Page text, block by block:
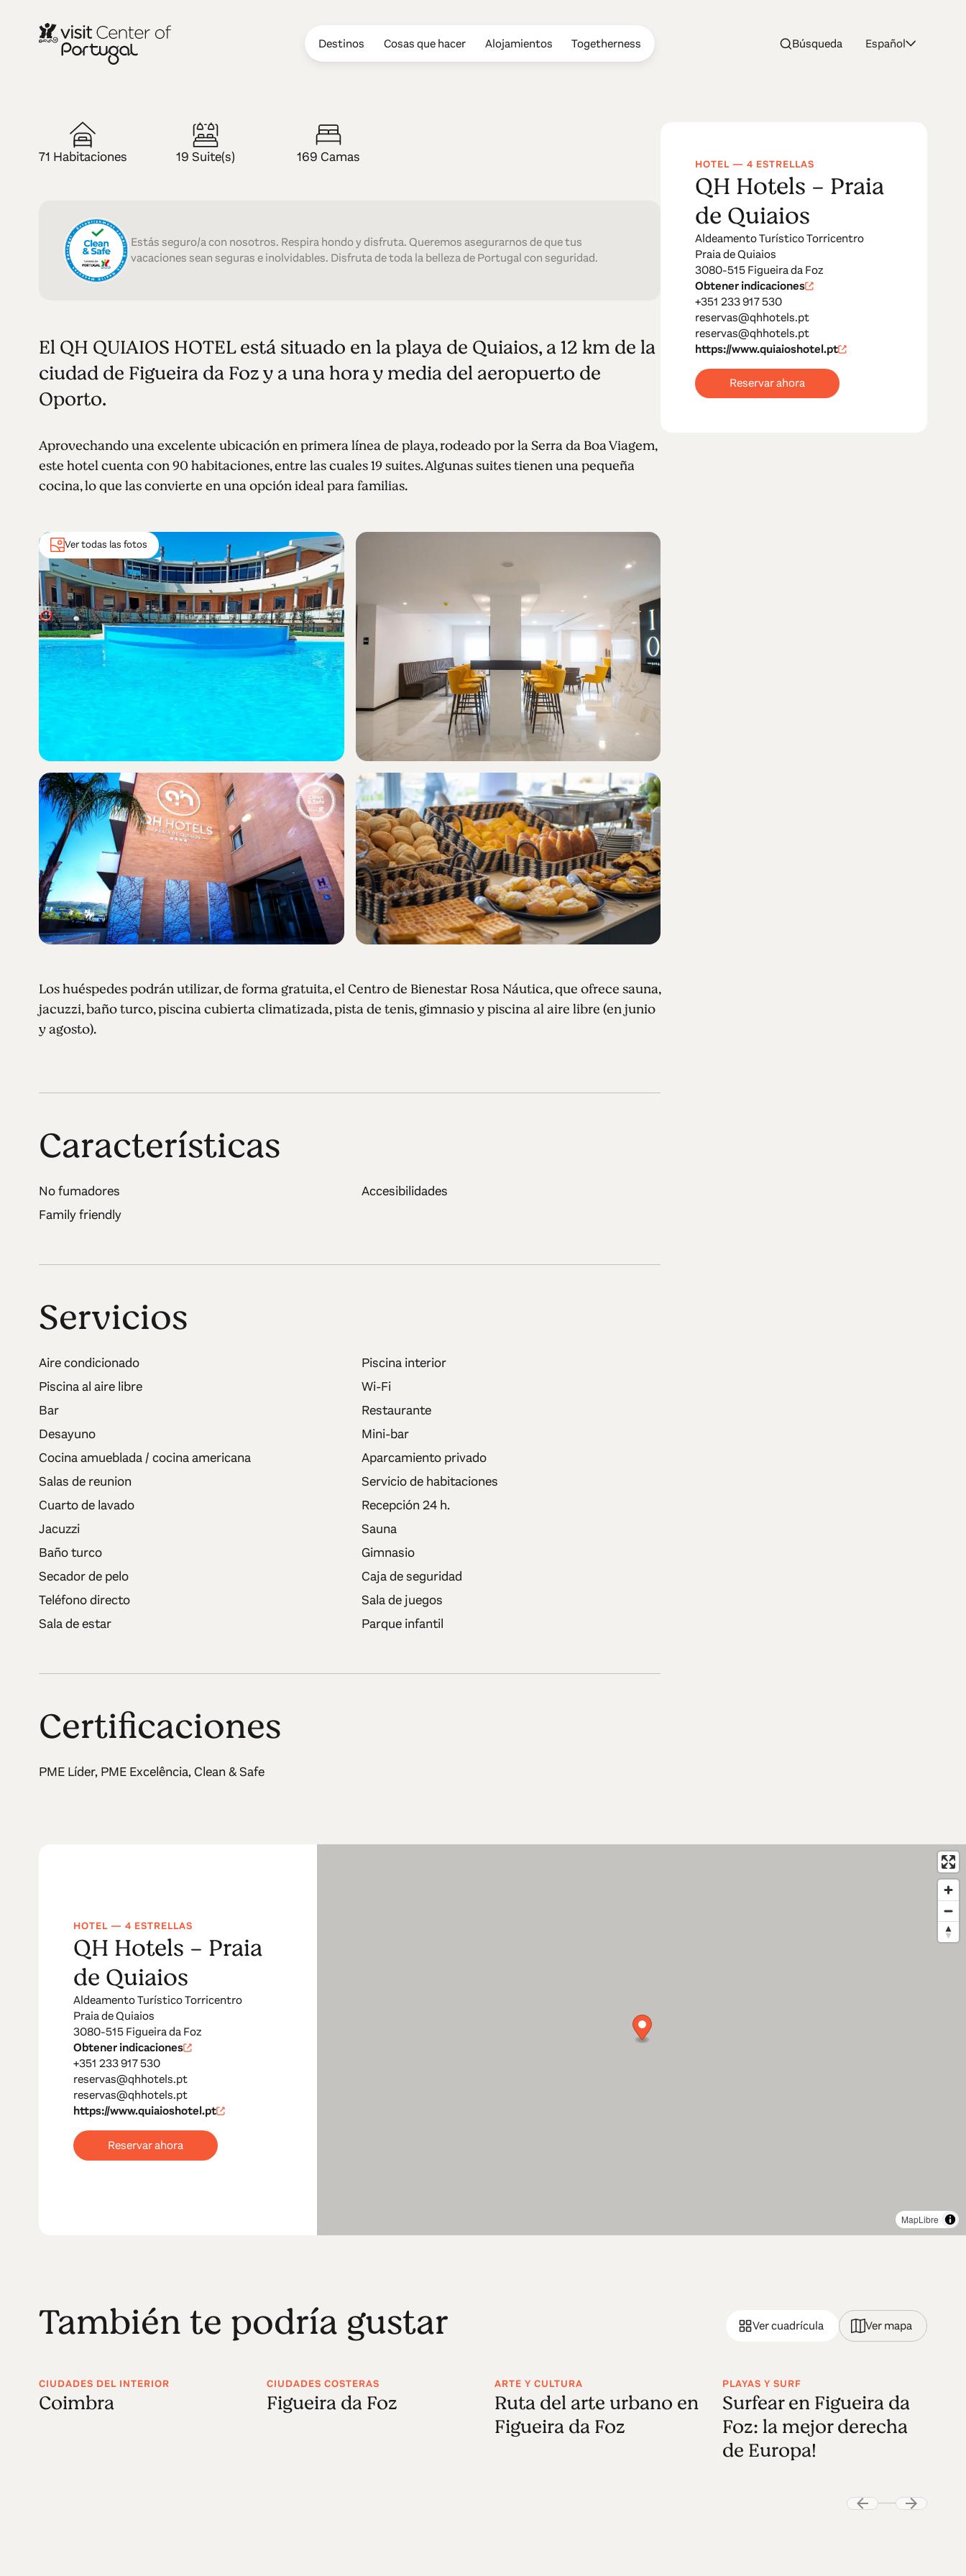
Destinos Cosas que hacer Alojamientos Togetherness Búsqueda Español
HOTEL — 4 ESTRELLAS
QH Hotels - Praia de Quiaios
71 Habitaciones 19 Suite(s) 169 Camas
Estás seguro/a con nosotros. Respira hondo y disfruta. Queremos asegurarnos de que tus
vacaciones sean seguras e inolvidables. Disfruta de toda la belleza de Portugal con seguridad.
El QH QUIAIOS HOTEL está situado en la playa de Quiaios, a 12 km de la
ciudad de Figueira da Foz y a una hora y media del aeropuerto de
Oporto.
Aprovechando una excelente ubicación en primera línea de playa, rodeado por la Serra da Boa Viagem,
este hotel cuenta con 90 habitaciones, entre las cuales 19 suites. Algunas suites tienen una pequeña
cocina, lo que las convierte en una opción ideal para familias.
Ver todas las fotos
Los huéspedes podrán utilizar, de forma gratuita, el Centro de Bienestar Rosa Náutica, que ofrece sauna,
jacuzzi, baño turco, piscina cubierta climatizada, pista de tenis, gimnasio y piscina al aire libre (en junio
y agosto).
Características
No fumadores
Accesibilidades
Family friendly
Servicios
Aire condicionado
Piscina interior
Piscina al aire libre
Wi-Fi
Bar
Restaurante
Desayuno
Mini-bar
Cocina amueblada / cocina americana
Aparcamiento privado
Salas de reunion
Servicio de habitaciones
Cuarto de lavado
Recepción 24 h.
Jacuzzi
Sauna
Baño turco
Gimnasio
Secador de pelo
Caja de seguridad
Teléfono directo
Sala de juegos
Sala de estar
Parque infantil
Certificaciones
PME Líder, PME Excelência, Clean & Safe
HOTEL — 4 ESTRELLAS
QH Hotels - Praia
de Quiaios
Aldeamento Turístico Torricentro
Praia de Quiaios
3080-515 Figueira da Foz
Obtener indicaciones
+351 233 917 530
reservas@qhhotels.pt
reservas@qhhotels.pt
https://www.quiaioshotel.pt
Reservar ahora
HOTEL — 4 ESTRELLAS
QH Hotels - Praia
de Quiaios
Aldeamento Turístico Torricentro
Praia de Quiaios
3080-515 Figueira da Foz
Obtener indicaciones
+351 233 917 530
reservas@qhhotels.pt
reservas@qhhotels.pt
https://www.quiaioshotel.pt
Reservar ahora
MapLibre
También te podría gustar Ver cuadrícula Ver mapa
CIUDADES DEL INTERIOR
Coimbra
CIUDADES COSTERAS
Figueira da Foz
ARTE Y CULTURA
Ruta del arte urbano en
Figueira da Foz
PLAYAS Y SURF
Surfear en Figueira da
Foz: la mejor derecha
de Europa!